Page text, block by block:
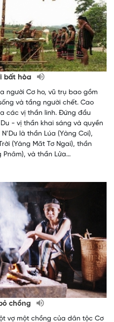
bất hòa
người Cơ ho, vũ trụ bao gồm
và tầng người chết. Cao
các vị thần linh. Đứng đầu
- vị thần khai sáng và quyền
là thần Lúa (Yàng Coi),
(Yàng Măt Tơ Ngai), thần
Pnâm), và thần Lửa...
chồng
vợ một chồng của dân tộc Cơ